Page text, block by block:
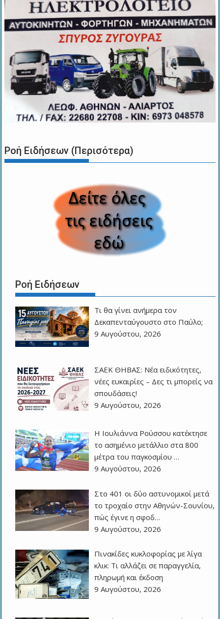
Ροή Ειδήσεων (Περισότερα)
Ροή Ειδήσεων
Τι θα γίνει ανήμερα τον
Δεκαπενταύγουστο στο Παύλο;
9 Αυγούστου, 2026
ΣΑΕΚ ΘΗΒΑΣ: Νέα ειδικότητες,
νέες ευκαιρίες – Δες τι μπορείς να
σπουδάσεις!
9 Αυγούστου, 2026
Η Ιουλιάννα Ρούσσου κατέκτησε
το ασημένιο μετάλλιο στα 800
μέτρα του παγκοσμίου …
9 Αυγούστου, 2026
Στο 401 οι δύο αστυνομικοί μετά
το τροχαίο στην Αθηνών-Σουνίου,
πώς έγινε η σφοδ…
9 Αυγούστου, 2026
Πινακίδες κυκλοφορίας με λίγα
κλικ: Τι αλλάζει σε παραγγελία,
πληρωμή και έκδοση
9 Αυγούστου, 2026